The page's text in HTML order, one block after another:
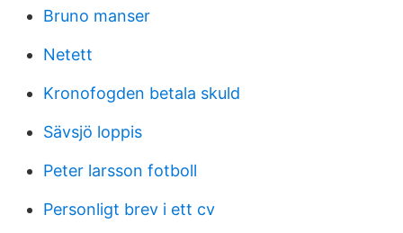
Bruno manser
Netett
Kronofogden betala skuld
Sävsjö loppis
Peter larsson fotboll
Personligt brev i ett cv